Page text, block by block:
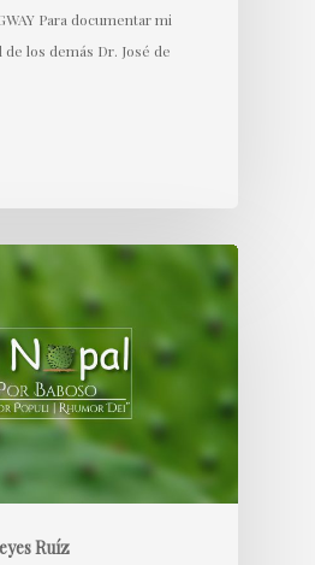
Para documentar mi
los demás Dr. José de
Ruíz